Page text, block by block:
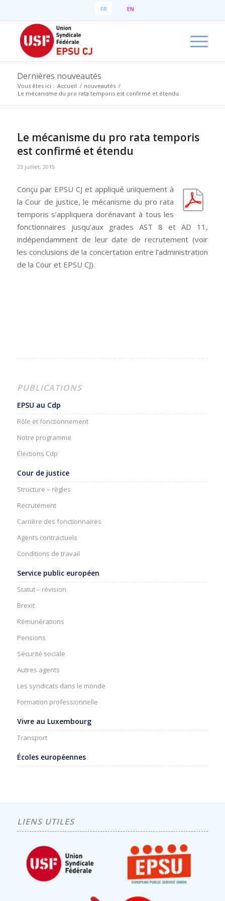
FR EN
Dernières nouveautés
Vous êtes ici : Accueil / nouveautés /
Le mécanisme du pro rata temporis est confirmé et étendu
Le mécanisme du pro rata temporis
est confirmé et étendu
23 juillet, 2015
Conçu par EPSU CJ et appliqué uniquement à
la Cour de justice, le mécanisme du pro rata
temporis s’appliquera dorénavant à tous les
fonctionnaires jusqu’aux grades AST 8 et AD 11,
indépendamment de leur date de recrutement (voir
les conclusions de la concertation entre l’administration
de la Cour et EPSU CJ).
PUBLICATIONS
EPSU au Cdp
Rôle et fonctionnement
Notre programme
Élections Cdp
Cour de justice
Structure – règles
Recrutement
Carrière des fonctionnaires
Agents contractuels
Conditions de travail
Service public européen
Statut – révision
Brexit
Rémunérations
Pensions
Sécurité sociale
Autres agents
Les syndicats dans le monde
Formation professionnelle
Vivre au Luxembourg
Transport
Écoles européennes
LIENS UTILES